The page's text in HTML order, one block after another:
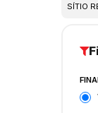
SÍTIO